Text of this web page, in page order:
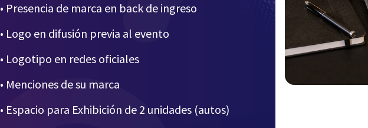
• Presencia de marca en back de ingreso
• Logo en difusión previa al evento
• Logotipo en redes oficiales
• Menciones de su marca
• Espacio para Exhibición de 2 unidades (autos)